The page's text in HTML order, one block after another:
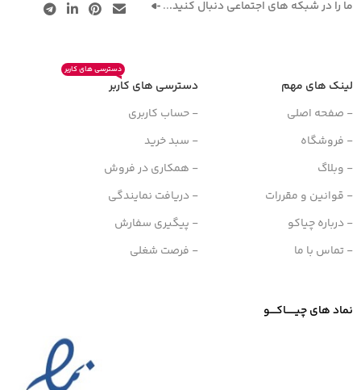
ما را در شبکه های اجتماعی دنبال کنید...
لینک های مهم
- صفحه اصلی
- فروشگاه
- وبلاگ
- قوانین و مقررات
- درباره چیاکو
- تماس با ما
دسترسی های کاربر
دسترسی های کاربر
- حساب کاربری
- سبد خرید
- همکاری در فروش
- دریافت نمایندگی
- پیگیری سفارش
- فرصت شغلی
نماد های چیــــــاکــــو